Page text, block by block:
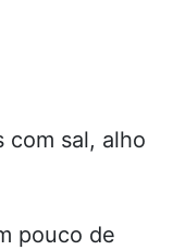
com sal, alho
pouco de